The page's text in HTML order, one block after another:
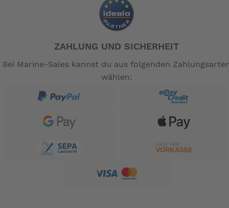
Pedale: Voll-Aluminium Faltpedale
Klingel: leicht und elegant
Faltmass: H: 57 cm x L: 79 cm x B: 29 cm, (H: 22
in x L: 31 in x B: 11 in)
Maximal zulässiges Gesamtgewicht: 125 kg/276
lbs
Reflektoren und Seitenständer sind im Lieferumfang
gehören nicht zum Leistungsumfang. --
ZAHLUNG UND SICHERHEIT
Bei Marine-Sales kannst du aus folgenden
wählen: